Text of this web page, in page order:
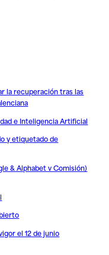
la recuperación tras las
e Inteligencia Artificial
y etiquetado de
& Alphabet v Comisión)
el 12 de junio